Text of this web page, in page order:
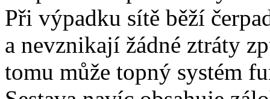
Při výpadku sítě běží
a nevznikají žádné ztráty
tomu může topný systém